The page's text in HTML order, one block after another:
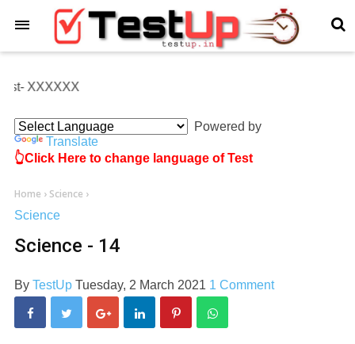
XXXXXX
Powered by
Translate
👆Click Here to change language of Test
Home › Science ›
Science
Science - 14
By TestUp Tuesday, 2 March 2021 1 Comment